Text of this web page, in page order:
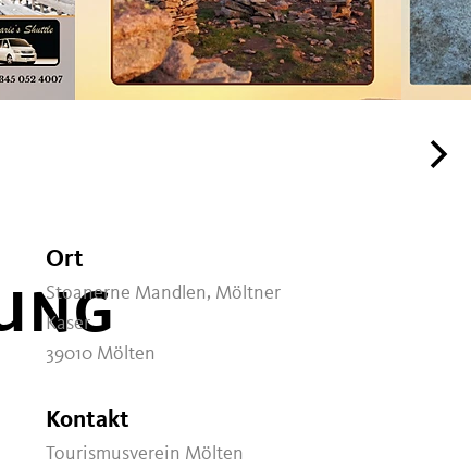
Ort
Stoanerne Mandlen, Möltner
Kaser
39010 Mölten
Kontakt
Tourismusverein Mölten